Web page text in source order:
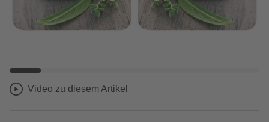
Video zu diesem Artikel